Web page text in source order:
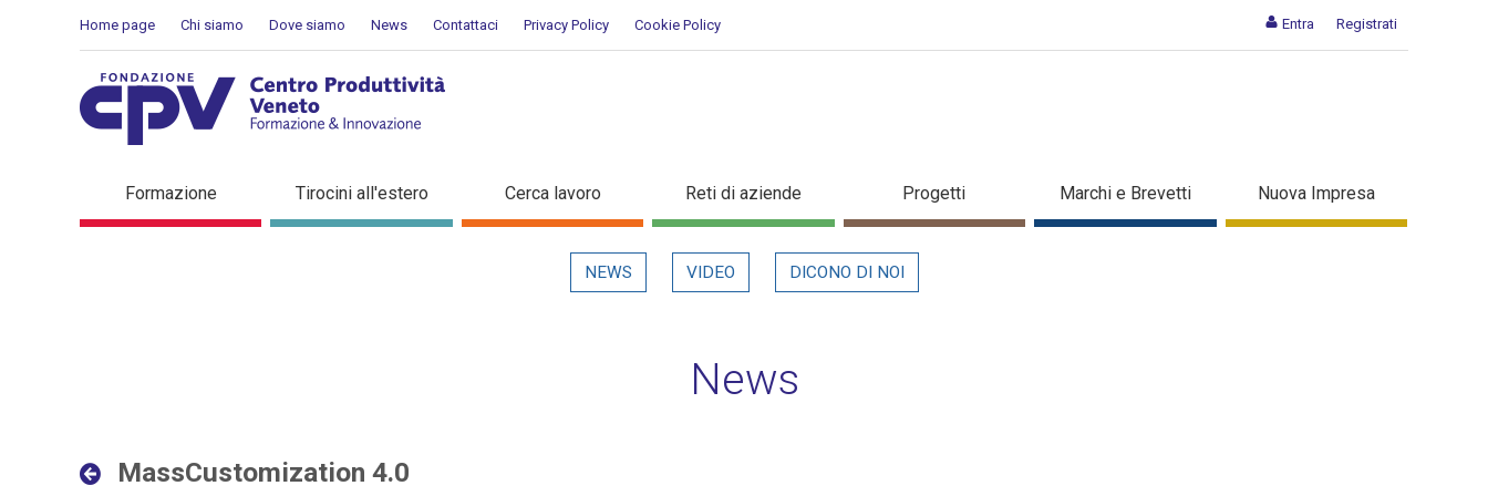
Entra Registrati
Home page Chi siamo Dove siamo News Contattaci Privacy Policy Cookie Policy
MassCustomization 4.0 - Dettaglio in evidenza
Formazione Tirocini all'estero Cerca lavoro Reti di aziende Progetti Marchi e Brevetti Nuova Impresa
NEWS VIDEO DICONO DI NOI
News
MassCustomization 4.0